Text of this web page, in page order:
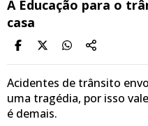
A Educação para o
casa
Acidentes de trânsito
uma tragédia, por isso
é demais.